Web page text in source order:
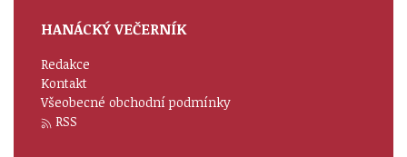
HANÁCKÝ VEČERNÍK
Redakce
Kontakt
Všeobecné obchodní podmínky
RSS